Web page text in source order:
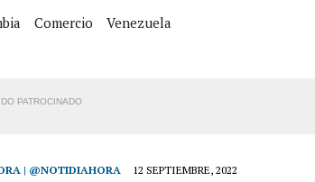
| HORROR EN BARINAS: UN HOMBRE INDUJO AL SUICIDIO A UNA
Comercio Venezuela
PATROCINADO
| @NOTIDIAHORA 12 SEPTIEMBRE, 2022